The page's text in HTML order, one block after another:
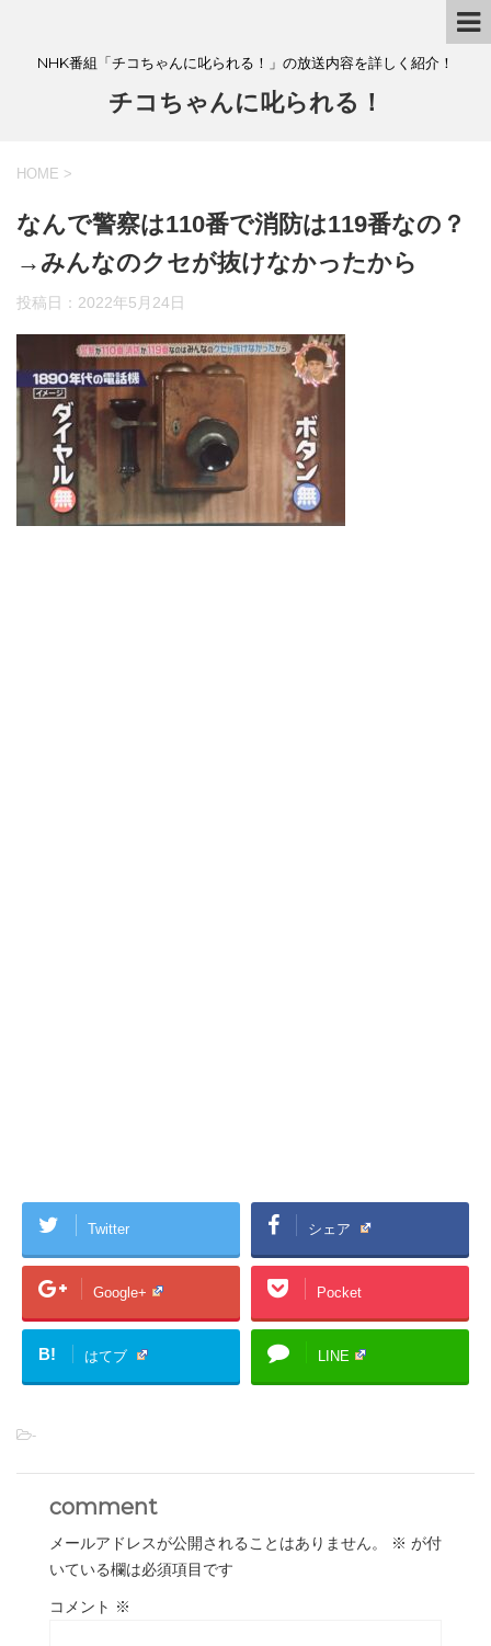
NHK番組「チコちゃんに叱られる！」の放送内容を詳しく紹介！
チコちゃんに叱られる！
HOME >
なんで警察は110番で消防は119番なの？
→みんなのクセが抜けなかったから
投稿日： 2022年5月24日
Twitter シェア
Google+ Pocket
B! はてブ LINE
-
comment
メールアドレスが公開されることはありません。 ※ が付
いている欄は必須項目です
コメント ※